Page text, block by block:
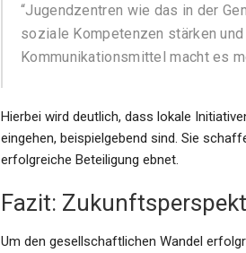
“Jugendzentren wie das in der
soziale Kompetenzen stärken
Kommunikationsmittel macht es
Hierbei wird deutlich, dass lokale
eingehen, beispielgebend sind. Sie
erfolgreiche Beteiligung ebnet.
Fazit:
Um den gesellschaftlichen Wandel